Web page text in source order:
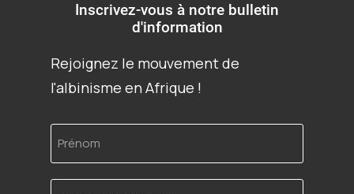
Inscrivez-vous à notre bulletin
d'information
Rejoignez le mouvement de
l'albinisme en Afrique !
Prénom
Adresse